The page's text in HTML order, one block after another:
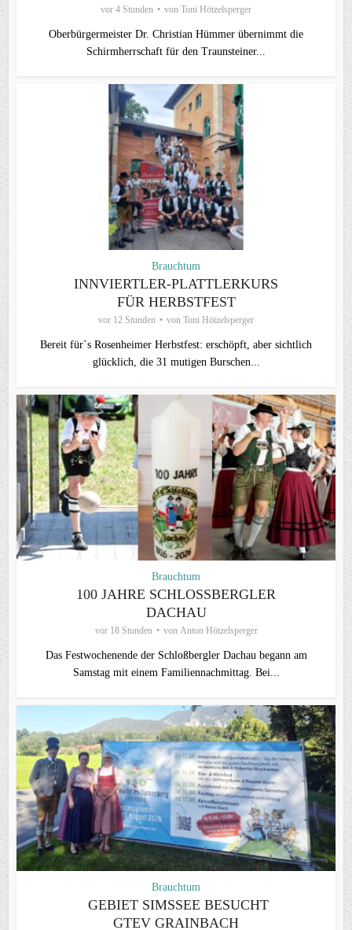
vor 4 Stunden von Toni Hötzelsperger
Oberbürgermeister Dr. Christian Hümmer übernimmt die
Schirmherrschaft für den Traunsteiner...
Brauchtum
INNVIERTLER-PLATTLERKURS
FÜR HERBSTFEST
vor 12 Stunden von Toni Hötzelsperger
Bereit für`s Rosenheimer Herbstfest: erschöpft, aber sichtlich
glücklich, die 31 mutigen Burschen...
Brauchtum
100 JAHRE SCHLOSSBERGLER D
ACHAU
vor 18 Stunden von Anton Hötzelsperger
Das Festwochenende der Schloßbergler Dachau begann am
Samstag mit einem Familiennachmittag. Bei...
Brauchtum
GEBIET SIMSSEE BESUCHT
GTEV GRAINBACH